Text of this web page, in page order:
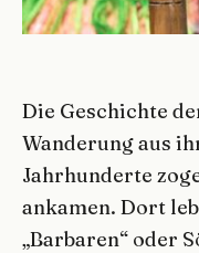
Die Geschichte
Wanderung aus
Jahrhunderte
ankamen. Dort
„Barbaren“ oder